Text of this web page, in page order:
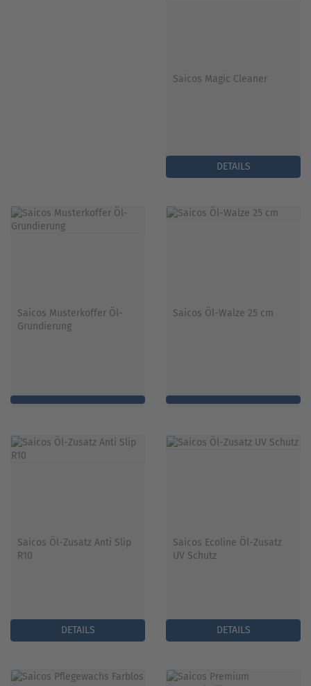
Saicos Magic Cleaner
DETAILS
Saicos Musterkoffer Öl-
Grundierung
Saicos Öl-Walze 25 cm
Saicos Öl-Zusatz Anti Slip
R10
DETAILS
Saicos Ecoline Öl-Zusatz
UV Schutz
DETAILS